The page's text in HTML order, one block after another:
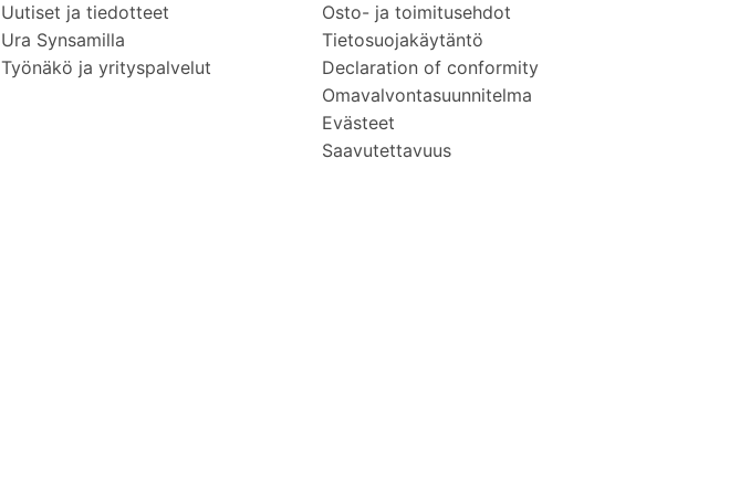
Uutiset ja tiedotteet
Ura Synsamilla
Työnäkö ja yrityspalvelut
Osto- ja toimitusehdot
Tietosuojakäytäntö
Declaration of conformity
Omavalvontasuunnitelma
Evästeet
Saavutettavuus